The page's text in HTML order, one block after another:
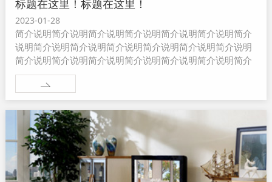
标题在这里！标题在这里！
2023-01-28
简介说明简介说明简介说明简介说明简介说明简介说明简介
说明简介说明简介说明简介说明简介说明简介说明简介说明
简介说明简介说明简介说明简介说明简介说明简介说明简介
说明简介说明简介说明...